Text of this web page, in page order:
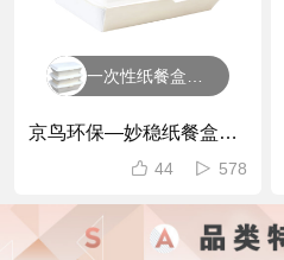
京鸟环保—妙稳纸餐盒生
578
44